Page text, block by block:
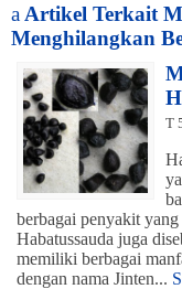
a Artikel Terkait
Menghilangkan
T
berbagai penyakit
Habatussauda juga
memiliki berbagai
dengan nama Jinten...